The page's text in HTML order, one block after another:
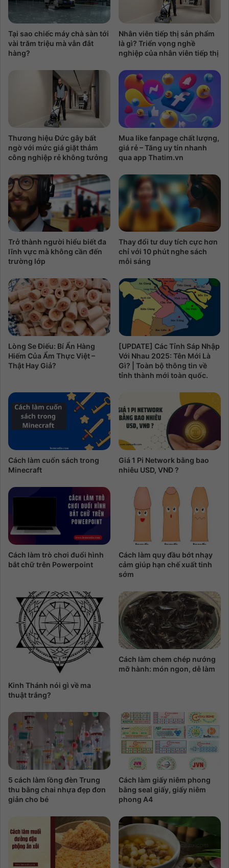
Tại sao chiếc máy chà sàn tới
vài trăm triệu mà vẫn đắt
hàng?
Nhân viên tiếp thị sản phẩm
là gì? Triển vọng nghề
nghiệp của nhân viên tiếp thị
Thương hiệu Đức gây bất
ngờ với mức giá giặt thảm
công nghiệp rẻ không tưởng
Mua like fanpage chất lượng,
giá rẻ – Tăng uy tín nhanh
qua app Thatim.vn
Trở thành người hiểu biết đa
lĩnh vực mà không cần đến
trường lớp
Thay đổi tư duy tích cực hơn
chỉ với 10 phút nghe sách
mỗi sáng
Lòng Se Điếu: Bí Ẩn Hàng
Hiếm Của Ẩm Thực Việt –
Thật Hay Giả?
[UPDATE] Các Tỉnh Sáp Nhập
Với Nhau 2025: Tên Mới Là
Gì? | Toàn bộ thông tin về
tỉnh thành mới toàn quốc.
Cách làm cuốn sách trong
Minecraft
Giá 1 Pi Network bằng bao
nhiêu USD, VNĐ ?
Cách làm trò chơi đuổi hình
bắt chữ trên Powerpoint
Cách làm quy đầu bớt nhạy
cảm giúp hạn chế xuất tinh
sớm
Kinh Thánh nói gì về ma
thuật trắng?
Cách làm chem chép nướng
mỡ hành: món ngon, dễ làm
5 cách làm lồng đèn Trung
thu bằng chai nhựa đẹp đơn
giản cho bé
Cách làm giấy niêm phong
bằng seal giấy, giấy niêm
phong A4